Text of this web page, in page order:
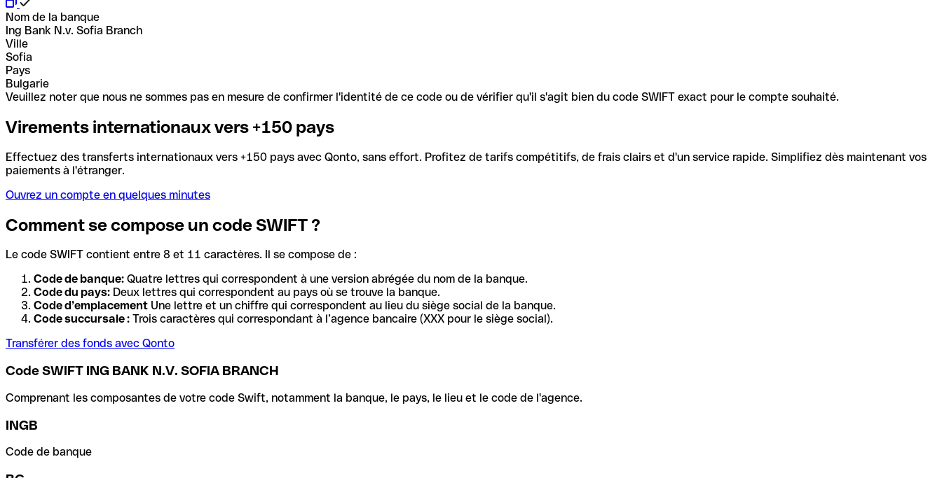
Nom de la banque
Ing Bank N.v. Sofia Branch
Ville
Sofia
Pays
Bulgarie
Veuillez noter que nous ne sommes pas en mesure de confirmer l'identité de ce code ou de vérifier qu'il s'agit bien du code SWIFT exact pour le compte souhaité.
Virements internationaux vers +150 pays
Effectuez des transferts internationaux vers +150 pays avec Qonto, sans effort. Profitez de tarifs compétitifs, de frais clairs et d'un service rapide. Simplifiez dès maintenant vos
paiements à l'étranger.
Ouvrez un compte en quelques minutes
Comment se compose un code SWIFT ?
Le code SWIFT contient entre 8 et 11 caractères. Il se compose de :
Code de banque: Quatre lettres qui correspondent à une version abrégée du nom de la banque.
Code du pays: Deux lettres qui correspondent au pays où se trouve la banque.
Code d’emplacement Une lettre et un chiffre qui correspondent au lieu du siège social de la banque.
Code succursale : Trois caractères qui correspondant à l’agence bancaire (XXX pour le siège social).
Transférer des fonds avec Qonto
Code SWIFT ING BANK N.V. SOFIA BRANCH
Comprenant les composantes de votre code Swift, notamment la banque, le pays, le lieu et le code de l'agence.
INGB
Code de banque